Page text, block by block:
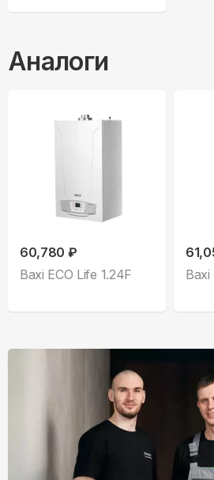
Аналоги
60,780 ₽
Baxi ECO Life 1.24F
Baxi